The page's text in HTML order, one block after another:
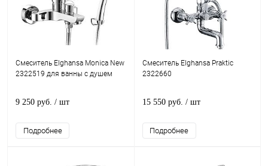
Смеситель Elghansa Monica New
2322519 для ванны с душем
9 250 руб. / шт
Подробнее
Смеситель Elghansa Praktic
2322660
15 550 руб. / шт
Подробнее